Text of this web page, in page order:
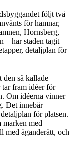
följt två
för hamnar,
Hornsberg,
– har staden tagit
detaljplan för
den så kallade
tar fram idéer för
Om idéerna vinner
Det innebär
för platsen.
marken med
med äganderätt, och